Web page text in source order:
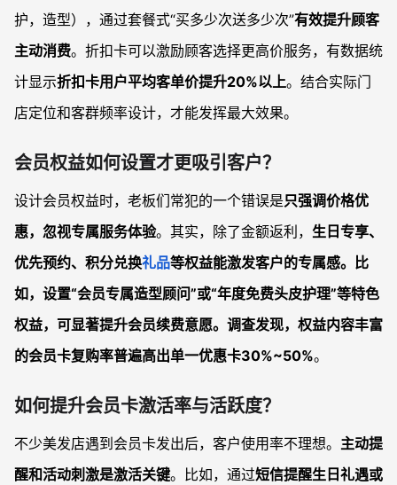
护，造型），通过套餐式“买多少次送多少次”有效提升顾客
主动消费。折扣卡可以激励顾客选择更高价服务，有数据统
计显示折扣卡用户平均客单价提升20%以上。结合实际门
店定位和客群频率设计，才能发挥最大效果。
会员权益如何设置才更吸引客户？
设计会员权益时，老板们常犯的一个错误是只强调价格优
惠，忽视专属服务体验。其实，除了金额返利， 生日专享、
优先预约、积分兑换礼品等权益能激发客户的专属感。比
如，设置“会员专属造型顾问”或“年度免费头皮护理”等特色
权益， 可显著提升会员续费意愿。调查发现，权益内容丰富
的会员卡复购率普遍高出单一优惠卡30%~50%。
如何提升会员卡激活率与活跃度？
不少美发店遇到会员卡发出后，客户使用率不理想。 主动提
醒和活动刺激是激活关键。比如，通过短信提醒生日礼遇或